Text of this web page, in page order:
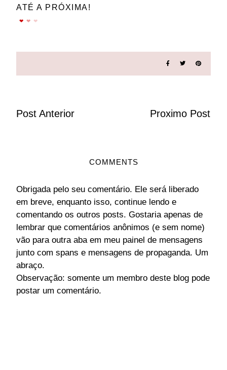
ATÉ A PRÓXIMA!
❤ ❤ ❤
Post Anterior Proximo Post
COMMENTS
Obrigada pelo seu comentário. Ele será liberado
em breve, enquanto isso, continue lendo e
comentando os outros posts. Gostaria apenas de
lembrar que comentários anônimos (e sem nome)
vão para outra aba em meu painel de mensagens
junto com spans e mensagens de propaganda. Um
abraço.
Observação: somente um membro deste blog pode
postar um comentário.